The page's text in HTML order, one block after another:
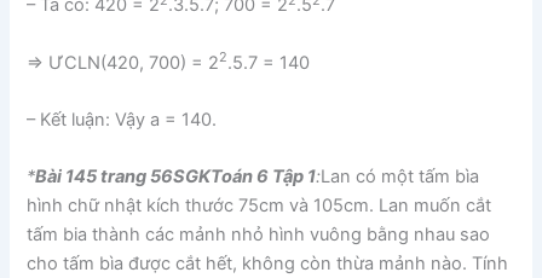
– Ta có: 420 = 2 .3.5.7; 700 = 2 .5 .7
⇒ ƯCLN(420, 700) = 22.5.7 = 140
– Kết luận: Vậy a = 140.
*Bài 145 trang 56SGKToán 6 Tập 1:Lan có một tấm bìa
hình chữ nhật kích thước 75cm và 105cm. Lan muốn cắt
tấm bia thành các mảnh nhỏ hình vuông bằng nhau sao
cho tấm bìa được cắt hết, không còn thừa mảnh nào. Tính